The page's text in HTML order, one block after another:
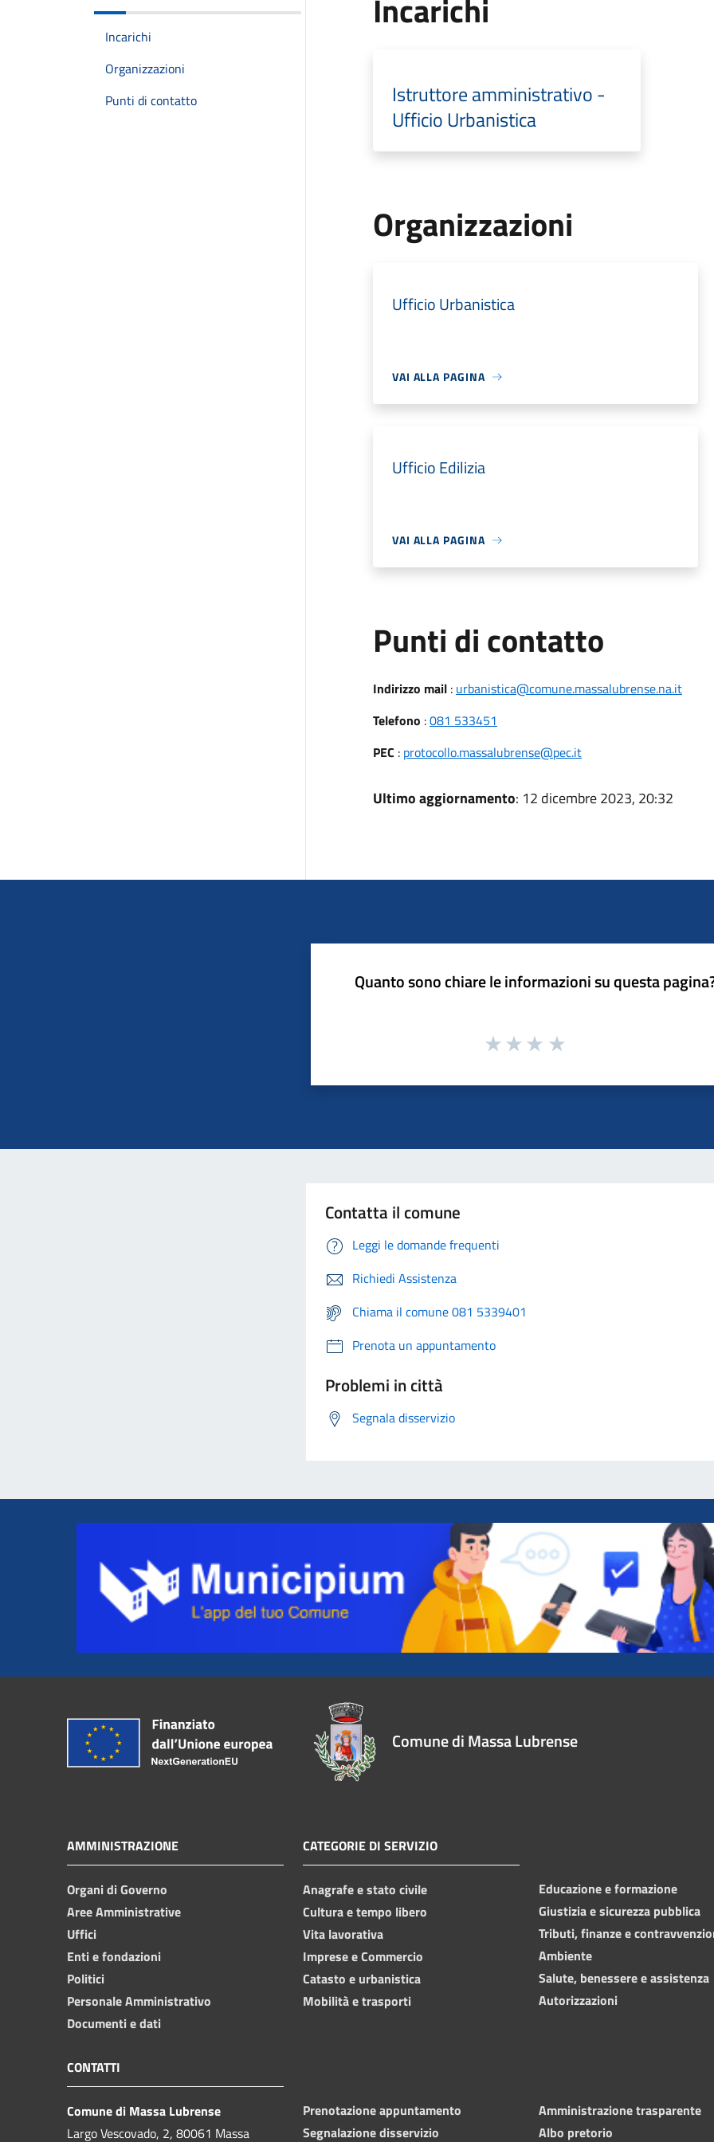
Incarichi
Organizzazioni
Punti di contatto
Incarichi
Istruttore amministrativo -
Ufficio Urbanistica
Organizzazioni
Ufficio Urbanistica
VAI ALLA PAGINA
Ufficio Edilizia
VAI ALLA PAGINA
Punti di contatto
Indirizzo mail: urbanistica@comune.massalubrense.na.it
Telefono :081 533451
PEC : protocollo.massalubrense@pec.it
Ultimo aggiornamento: 12 dicembre 2023, 20:32
Quanto sono chiare le informazioni su questa
Contatta il comune
Leggi le domande frequenti
Richiedi Assistenza
Chiama il comune 081 5339401
Prenota un appuntamento
Problemi in città
Segnala disservizio
Comune di Massa Lubrense
AMMINISTRAZIONE
Organi di Governo
Aree Amministrative
Uffici
Enti e fondazioni
Politici
Personale Amministrativo
Documenti e dati
CATEGORIE DI SERVIZIO
Anagrafe e stato civile
Cultura e tempo libero
Vita lavorativa
Imprese e Commercio
Catasto e urbanistica
Mobilità e trasporti
Educazione e formazione
Giustizia e sicurezza pubblica
Tributi, finanze e
Ambiente
Salute, benessere e assistenza
Autorizzazioni
CONTATTI
Comune di Massa Lubrense
Largo Vescovado, 2, 80061 Massa
Prenotazione appuntamento
Segnalazione disservizio
Amministrazione trasparente
Albo pretorio